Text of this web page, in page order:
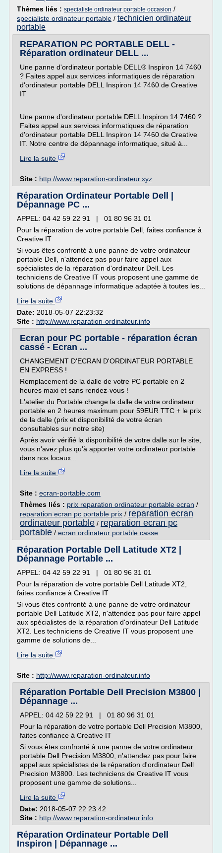
Thèmes liés : specialiste ordinateur portable occasion /
specialiste ordinateur portable / technicien ordinateur
portable
REPARATION PC PORTABLE DELL -
Réparation ordinateur DELL ...
Une panne d'ordinateur portable DELL® Inspiron 14 7460
? Faites appel aux services informatiques de réparation
d'ordinateur portable DELL Inspiron 14 7460 de Creative
IT
Une panne d'ordinateur portable DELL Inspiron 14 7460 ?
Faites appel aux services informatiques de réparation
d'ordinateur portable DELL Inspiron 14 7460 de Creative
IT. Notre centre de dépannage informatique, situé à...
Lire la suite
Site : http://www.reparation-ordinateur.xyz
Réparation Ordinateur Portable Dell |
Dépannage PC ...
APPEL: 04 42 59 22 91 | 01 80 96 31 01
Pour la réparation de votre portable Dell, faites confiance à
Creative IT
Si vous êtes confronté à une panne de votre ordinateur
portable Dell, n'attendez pas pour faire appel aux
spécialistes de la réparation d'ordinateur Dell. Les
techniciens de Creative IT vous proposent une gamme de
solutions de dépannage informatique adaptée à toutes les...
Lire la suite
Date: 2018-05-07 22:23:32
Site : http://www.reparation-ordinateur.info
Ecran pour PC portable - réparation écran
cassé - Ecran ...
CHANGEMENT D'ECRAN D'ORDINATEUR PORTABLE
EN EXPRESS !
Remplacement de la dalle de votre PC portable en 2
heures maxi et sans rendez-vous !
L'atelier du Portable change la dalle de votre ordinateur
portable en 2 heures maximum pour 59EUR TTC + le prix
de la dalle (prix et disponibilité de votre écran
consultables sur notre site)
Après avoir vérifié la disponibilité de votre dalle sur le site,
vous n'avez plus qu'à apporter votre ordinateur portable
dans nos locaux...
Lire la suite
Site : ecran-portable.com
Thèmes liés : prix reparation ordinateur portable ecran /
reparation ecran pc portable prix / reparation ecran
ordinateur portable / reparation ecran pc
portable / ecran ordinateur portable casse
Réparation Portable Dell Latitude XT2 |
Dépannage Portable ...
APPEL: 04 42 59 22 91 | 01 80 96 31 01
Pour la réparation de votre portable Dell Latitude XT2,
faites confiance à Creative IT
Si vous êtes confronté à une panne de votre ordinateur
portable Dell Latitude XT2, n'attendez pas pour faire appel
aux spécialistes de la réparation d'ordinateur Dell Latitude
XT2. Les techniciens de Creative IT vous proposent une
gamme de solutions de...
Lire la suite
Site : http://www.reparation-ordinateur.info
Réparation Portable Dell Precision M3800 |
Dépannage ...
APPEL: 04 42 59 22 91 | 01 80 96 31 01
Pour la réparation de votre portable Dell Precision M3800,
faites confiance à Creative IT
Si vous êtes confronté à une panne de votre ordinateur
portable Dell Precision M3800, n'attendez pas pour faire
appel aux spécialistes de la réparation d'ordinateur Dell
Precision M3800. Les techniciens de Creative IT vous
proposent une gamme de solutions...
Lire la suite
Date: 2018-05-07 22:23:42
Site : http://www.reparation-ordinateur.info
Réparation Ordinateur Portable Dell
Inspiron | Dépannage ...